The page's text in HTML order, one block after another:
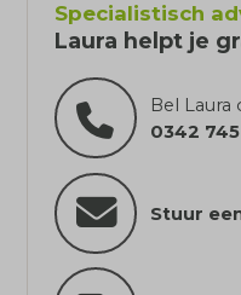
Specialistisch
Laura helpt je
Bel Laura
0342
Stuur